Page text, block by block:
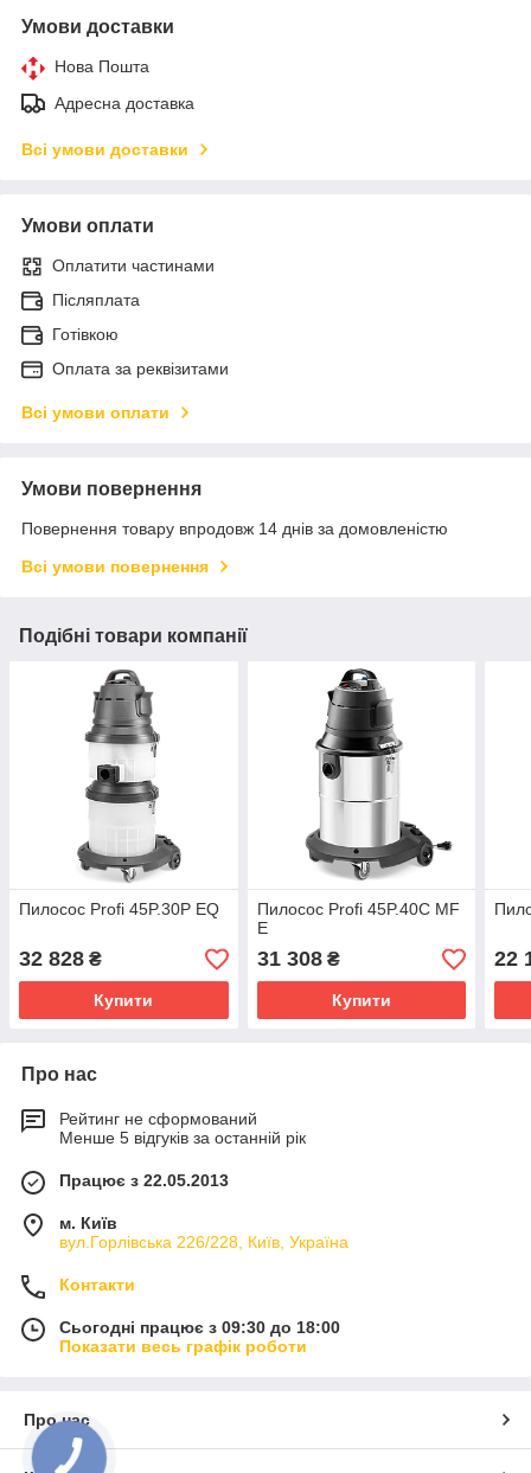
Умови доставки
Нова Пошта
Адресна доставка
Всі умови доставки
Умови оплати
Оплатити частинами
Післяплата
Готівкою
Оплата за реквізитами
Всі умови оплати
Умови повернення
Повернення товару впродовж 14 днів за домовленістю
Всі умови повернення
Подібні товари компанії
Пилосос Profi 45P.30P EQ
32 828 ₴
Купити
Пилосос Profi 45P.40C MF
E
31 308₴
Купити
22
Про нас
Рейтинг не сформований
Менше 5 відгуків за останній рік
Працює з 22.05.2013
м. Київ
вул.Горлівська 226/228, Київ, Україна
Контакти
Сьогодні працює з 09:30 до 18:00
Показати весь графік роботи
Про нас
КНОПКА
ЗВ'ЯЗКУ